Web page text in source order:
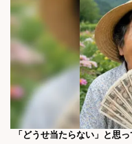
「どうせ当たらない」と思